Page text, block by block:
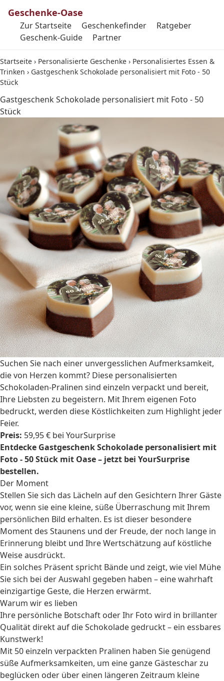
Geschenke-Oase
Zur Startseite Geschenkefinder
Ratgeber
Geschenk-Guide
Partner
Startseite › Personalisierte Geschenke › Personalisiertes Essen &
Trinken › Gastgeschenk Schokolade personalisiert mit Foto - 50
Stück
Gastgeschenk Schokolade personalisiert mit Foto - 50
Stück
Suchen Sie nach einer unvergesslichen Aufmerksamkeit,
die von Herzen kommt? Diese personalisierten
Schokoladen-Pralinen sind einzeln verpackt und bereit,
Ihre Liebsten zu begeistern. Mit Ihrem eigenen Foto
bedruckt, werden diese Köstlichkeiten zum Highlight jeder
Feier.
Preis: 59,95 € bei YourSurprise
Entdecke Gastgeschenk Schokolade personalisiert mit
Foto - 50 Stück mit Oase – jetzt bei YourSurprise
bestellen.
Der Moment
Stellen Sie sich das Lächeln auf den Gesichtern Ihrer Gäste
vor, wenn sie eine kleine, süße Überraschung mit Ihrem
persönlichen Bild erhalten. Es ist dieser besondere
Moment des Staunens und der Freude, der noch lange in
Erinnerung bleibt und Ihre Wertschätzung auf köstliche
Weise ausdrückt.
Ein solches Präsent spricht Bände und zeigt, wie viel Mühe
Sie sich bei der Auswahl gegeben haben – eine wahrhaft
einzigartige Geste, die Herzen erwärmt.
Warum wir es lieben
Ihre persönliche Botschaft oder Ihr Foto wird in brillanter
Qualität direkt auf die Schokolade gedruckt – ein essbares
Kunstwerk!
Mit 50 einzeln verpackten Pralinen haben Sie genügend
süße Aufmerksamkeiten, um eine ganze Gästeschar zu
beglücken oder über einen längeren Zeitraum kleine